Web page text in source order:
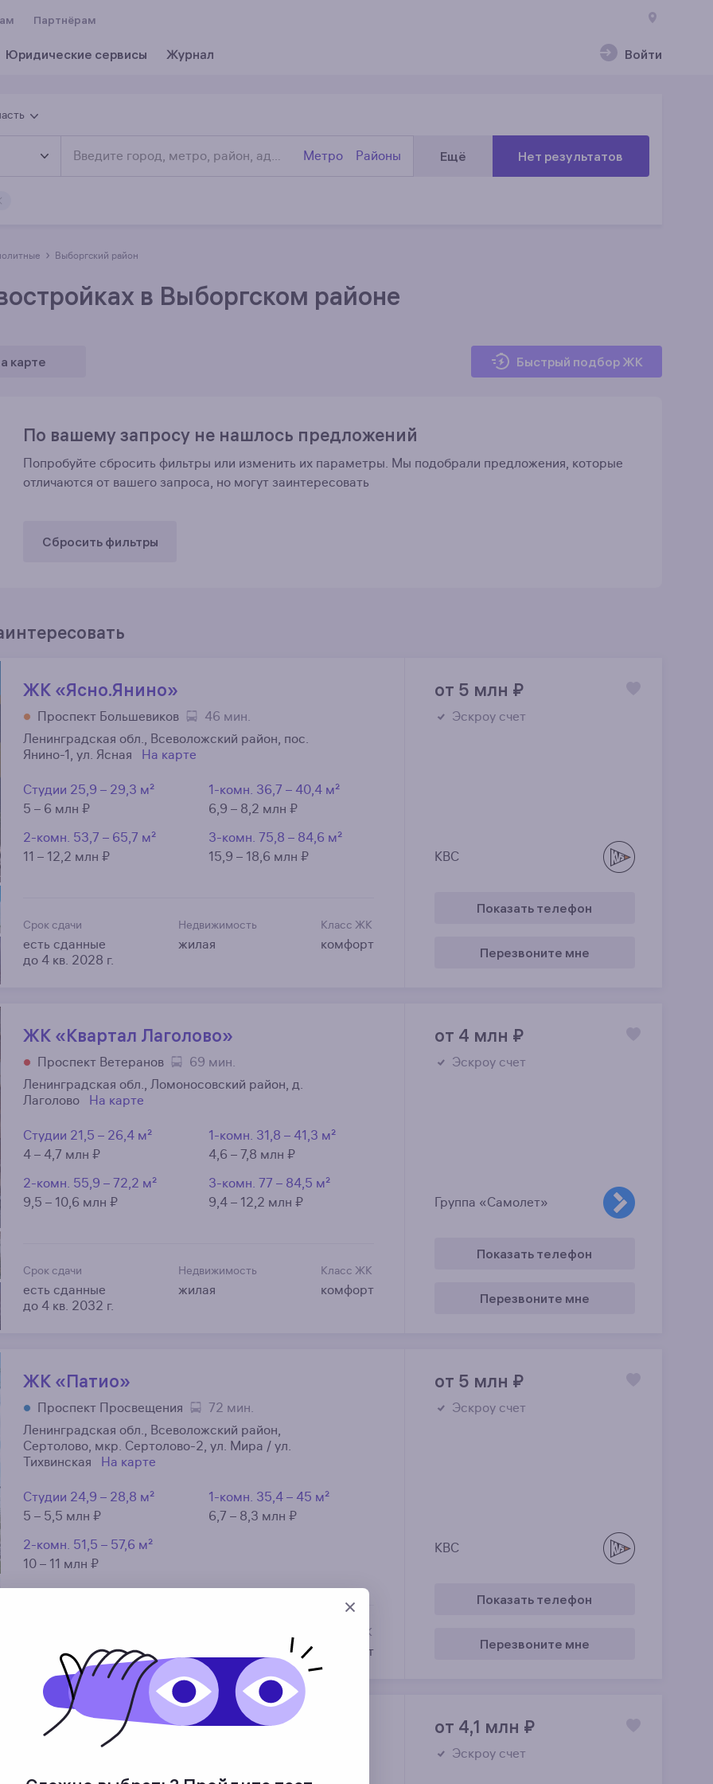
Войти
Юридические сервисы
Партнёрам
Метро Районы Ещё Нет результатов
› Выборгский район
в Выборгском районе
карте Быстрый подбор ЖК
По вашему запросу не нашлось предложений
Попробуйте сбросить фильтры или изменить их параметры. Мы подобрали предложения, которые
отличаются от вашего запроса, но могут заинтересовать
Сбросить фильтры
ЖК «Ясно.Янино»
Проспект Большевиков
46 мин.
Ленинградская обл., Всеволожский район, пос.
Янино-1, ул. Ясная
На карте
Студии 25,9 – 29,3 м²
5 – 6 млн ₽
1-комн. 36,7 – 40,4 м²
6,9 – 8,2 млн ₽
2-комн. 53,7 – 65,7 м²
11 – 12,2 млн ₽
3-комн. 75,8 – 84,6 м²
15,9 – 18,6 млн ₽
Срок сдачи
есть сданные
до 4 кв. 2028 г.
Недвижимость
жилая
Класс ЖК
комфорт
от 5 млн ₽
Эскроу счет
КВС
Показать телефон
Перезвоните мне
ЖК «Квартал Лаголово»
Проспект Ветеранов
69 мин.
Ленинградская обл., Ломоносовский район, д.
Лаголово
На карте
Студии 21,5 – 26,4 м²
4 – 4,7 млн ₽
1-комн. 31,8 – 41,3 м²
4,6 – 7,8 млн ₽
2-комн. 55,9 – 72,2 м²
9,5 – 10,6 млн ₽
3-комн. 77 – 84,5 м²
9,4 – 12,2 млн ₽
Срок сдачи
есть сданные
до 4 кв. 2032 г.
Недвижимость
жилая
Класс ЖК
комфорт
от 4 млн ₽
Эскроу счет
Группа «Самолет»
Показать телефон
Перезвоните мне
ЖК «Патио»
Проспект Просвещения
72 мин.
Ленинградская обл., Всеволожский район,
Сертолово, мкр. Сертолово-2, ул. Мира / ул.
Тихвинская
На карте
Студии 24,9 – 28,8 м²
5 – 5,5 млн ₽
1-комн. 35,4 – 45 м²
6,7 – 8,3 млн ₽
2-комн. 51,5 – 57,6 м²
10 – 11 млн ₽
до 3 кв. 2026 г.
Класс ЖК
комфорт
от 5 млн ₽
Эскроу счет
КВС
Показать телефон
Перезвоните мне
ЖК «Невская Долина» от 4,1 млн ₽
Эскроу счет